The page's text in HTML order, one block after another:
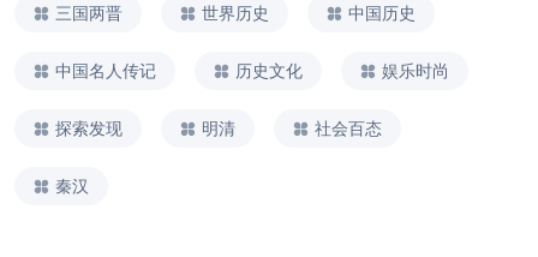
三国两晋 世界历史 中国历史
中国名人传记 历史文化 娱乐时尚
探索发现 明清 社会百态
秦汉